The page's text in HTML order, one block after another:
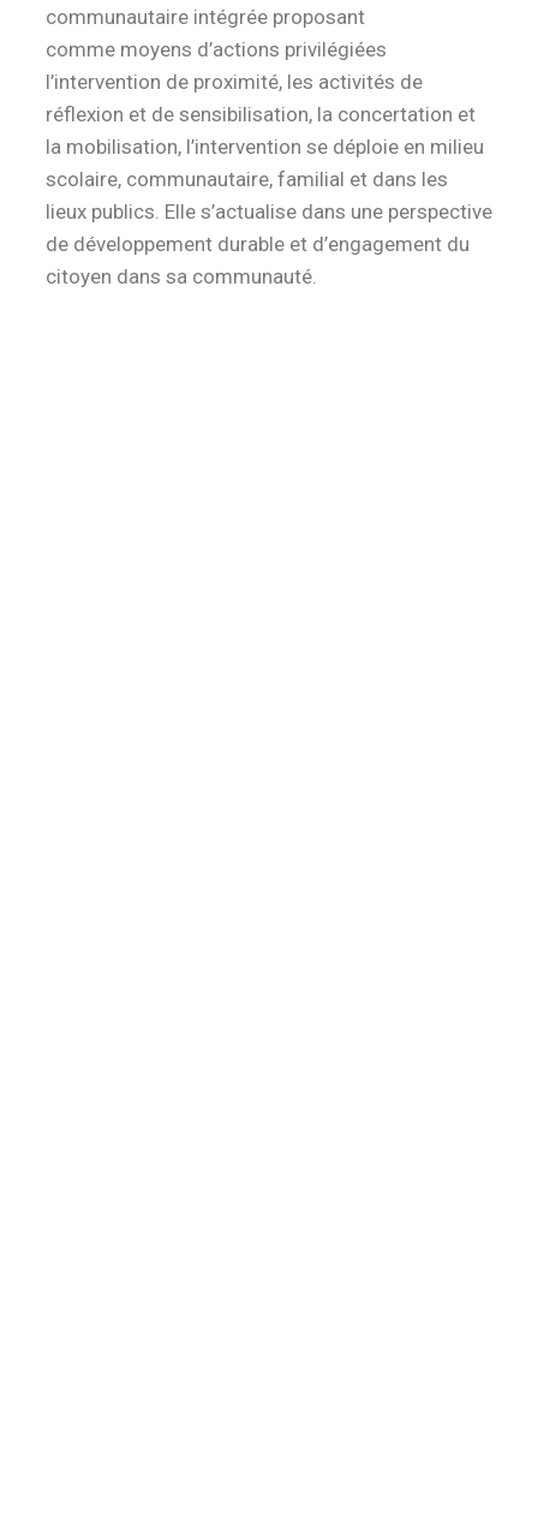
communautaire intégrée proposant
comme moyens d’actions privilégiées
l’intervention de proximité, les activités de
réflexion et de sensibilisation, la concertation et
la mobilisation, l’intervention se déploie en milieu
scolaire, communautaire, familial et dans les
lieux publics. Elle s’actualise dans une perspective
de développement durable et d’engagement du
citoyen dans sa communauté.